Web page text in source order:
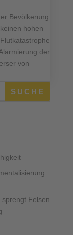
Bevölkerung
hohen
der
von
SUCHE
Felsen